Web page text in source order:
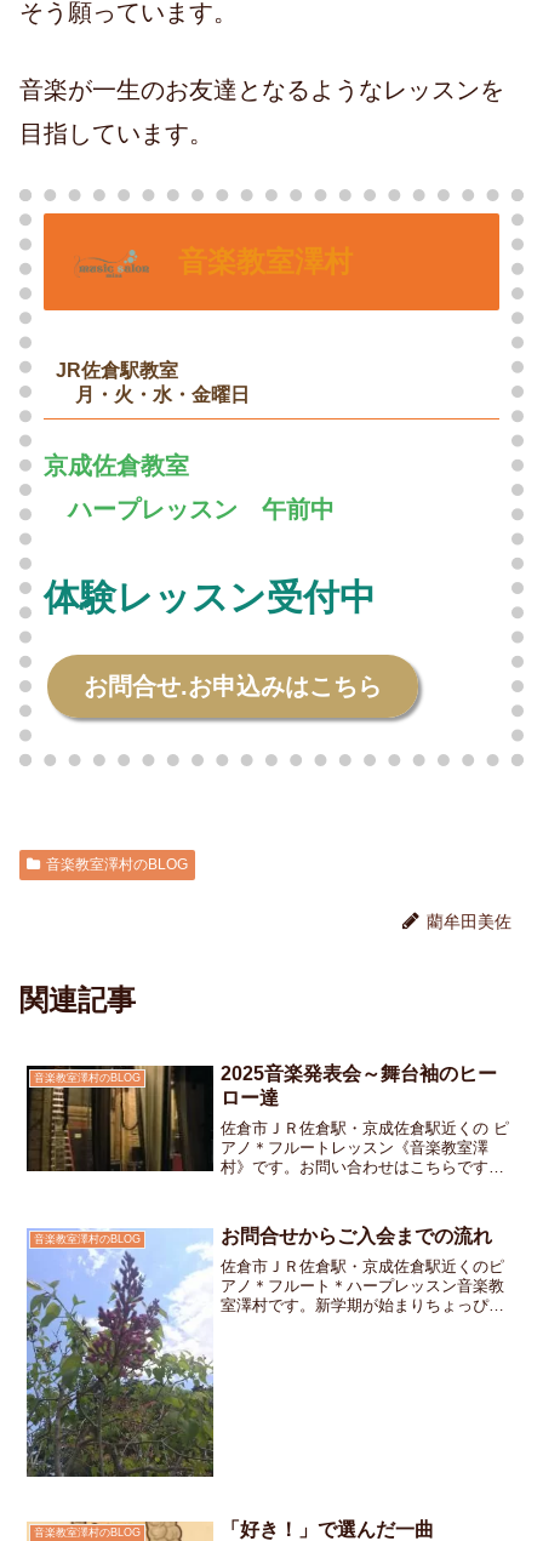
そう願っています。
音楽が一生のお友達となるようなレッスンを
目指しています。
音楽教室澤村
JR佐倉駅教室
月・火・水・金曜日
京成佐倉教室
〇ハープレッスン 午前中
体験レッスン受付中
お問合せ.お申込みはこちら
音楽教室澤村のBLOG
藺牟田美佐
関連記事
音楽教室澤村のBLOG
2025音楽発表会～舞台袖のヒー
ロー達
佐倉市ＪＲ佐倉駅・京成佐倉駅近くの ピ
アノ＊フルートレッスン《音楽教室澤
村》です。お問い合わせはこちらです今
ず離れずの絶妙な距離感で私の動きを常
に見守っていて「あっ！」...
音楽教室澤村のBLOG お問合せからご入会までの流れ
佐倉市ＪＲ佐倉駅・京成佐倉駅近くのピ
アノ＊フルート＊ハープレッスン音楽教
室澤村です。新学期が始まりちょっぴり
音楽教室澤村のBLOG 「好き！」で選んだ一曲